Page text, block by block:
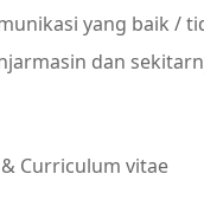
yang baik /
dan
Curriculum vitae